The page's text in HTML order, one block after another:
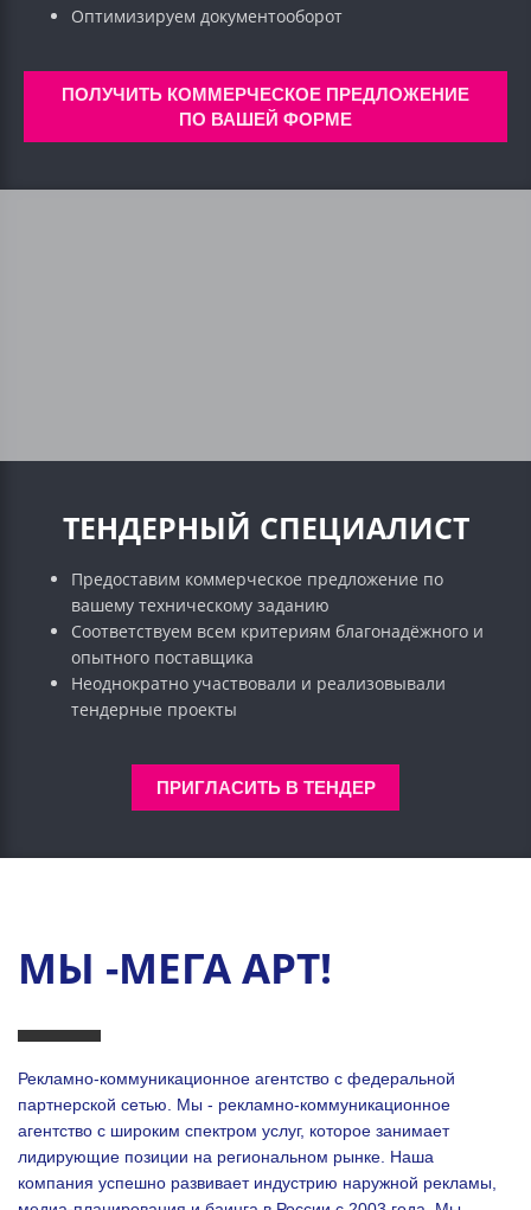
Оптимизируем документооборот
ПОЛУЧИТЬ КОММЕРЧЕСКОЕ ПРЕДЛОЖЕНИЕ
ПО ВАШЕЙ ФОРМЕ
ТЕНДЕРНЫЙ СПЕЦИАЛИСТ
Предоставим коммерческое предложение по
вашему техническому заданию
Соответствуем всем критериям благонадёжного и
опытного поставщика
Неоднократно участвовали и реализовывали
тендерные проекты
ПРИГЛАСИТЬ В ТЕНДЕР
МЫ -МЕГА АРТ!
Рекламно-коммуникационное агентство с федеральной
партнерской сетью. Мы - рекламно-коммуникационное
агентство с широким спектром услуг, которое занимает
лидирующие позиции на региональном рынке. Наша
компания успешно развивает индустрию наружной рекламы,